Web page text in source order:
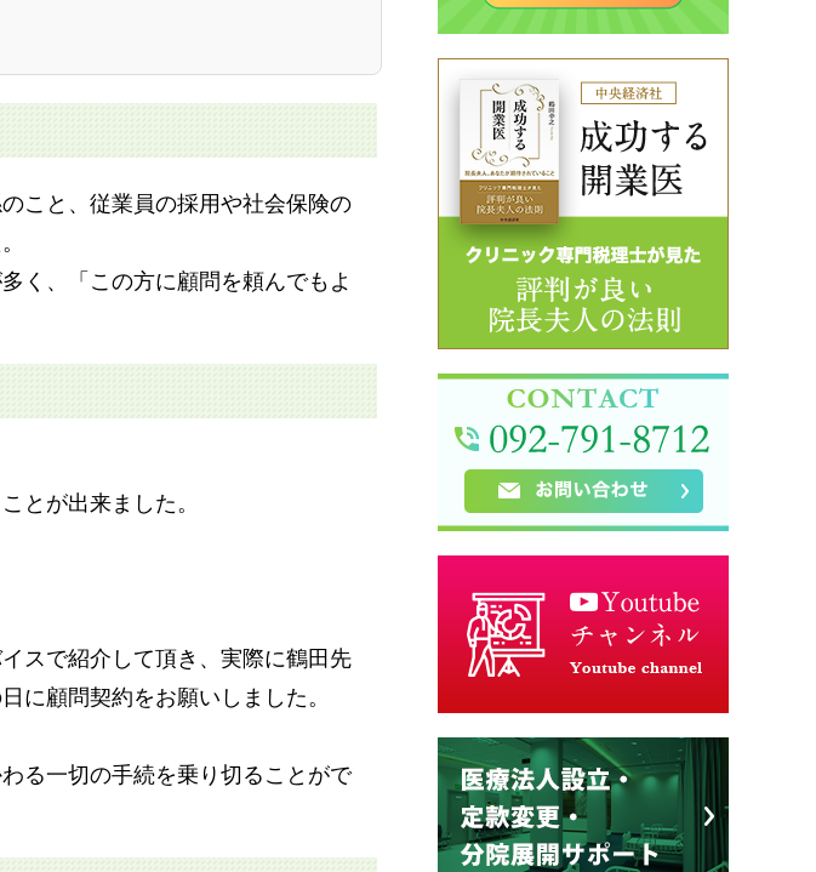
こと、従業員の採用や社会保険の
く、「この方に顧問を頼んでもよ
とが出来ました。
スで紹介して頂き、実際に鶴田先
に顧問契約をお願いしました。
る一切の手続を乗り切ることがで